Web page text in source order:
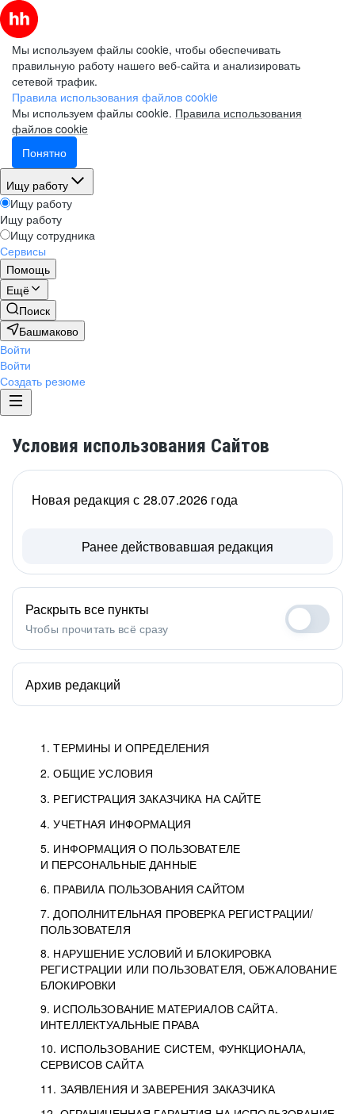
Мы используем файлы cookie, чтобы обеспечивать
правильную работу нашего веб-сайта и анализировать
сетевой трафик.
Правила использования файлов cookie
Мы используем файлы cookie. Правила использования
файлов cookie
Понятно
Ищу работу
Ищу работу
Ищу работу
Ищу сотрудника
Сервисы
Помощь
Ещё
Поиск
Башмаково
Войти
Войти
Создать резюме
Условия использования Сайтов
1. ТЕРМИНЫ И ОПРЕДЕЛЕНИЯ
2. ОБЩИЕ УСЛОВИЯ
3. РЕГИСТРАЦИЯ ЗАКАЗЧИКА НА САЙТЕ
4. УЧЕТНАЯ ИНФОРМАЦИЯ
5. ИНФОРМАЦИЯ О ПОЛЬЗОВАТЕЛЕ
И ПЕРСОНАЛЬНЫЕ ДАННЫЕ
6. ПРАВИЛА ПОЛЬЗОВАНИЯ САЙТОМ
7. ДОПОЛНИТЕЛЬНАЯ ПРОВЕРКА РЕГИСТРАЦИИ/
ПОЛЬЗОВАТЕЛЯ
8. НАРУШЕНИЕ УСЛОВИЙ И БЛОКИРОВКА
РЕГИСТРАЦИИ ИЛИ ПОЛЬЗОВАТЕЛЯ, ОБЖАЛОВАНИЕ
БЛОКИРОВКИ
9. ИСПОЛЬЗОВАНИЕ МАТЕРИАЛОВ САЙТА.
ИНТЕЛЛЕКТУАЛЬНЫЕ ПРАВА
10. ИСПОЛЬЗОВАНИЕ СИСТЕМ, ФУНКЦИОНАЛА,
СЕРВИСОВ САЙТА
11. ЗАЯВЛЕНИЯ И ЗАВЕРЕНИЯ ЗАКАЗЧИКА
Новая редакция с 28.07.2026 года
Ранее действовавшая редакция
Раскрыть все пункты
Чтобы прочитать всё сразу
Архив редакций